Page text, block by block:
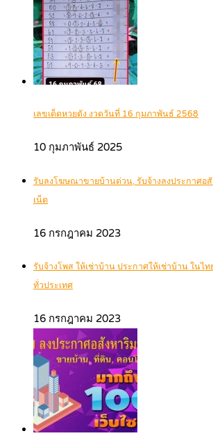
เลขเด็ดหวยดัง งวดวันที่ 16 กุมภาพันธ์ 2568
10 กุมภาพันธ์ 2025
รับลงโฆษณาขายบ้านด่วน, รับจ้างลงประกาศอ
เน็ต
16 กรกฎาคม 2023
รับจ้างโพส ให้เช่าบ้าน ประกาศให้เช่าบ้าน ในไ
ทั่วประเทศ
16 กรกฎาคม 2023